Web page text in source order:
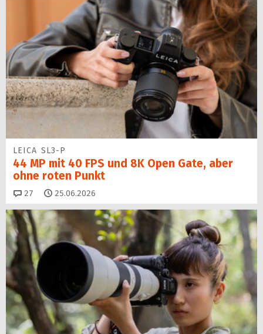
LEICA SL3-P
44 MP mit 40 FPS und 8K Open Gate, aber
ohne roten Punkt
27 Kommentare
25.06.2026